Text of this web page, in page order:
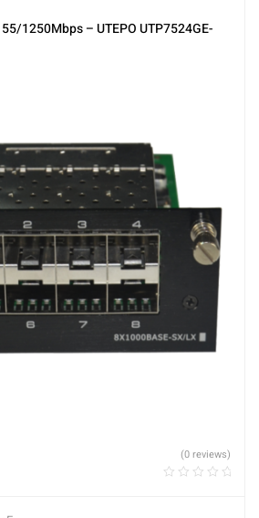
1250Mbps – UTEPO UTP7524GE-
(0 reviews)